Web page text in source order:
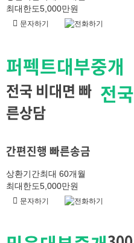
최대한도5,000만원
문자하기 전화하기
퍼펙트대부중개
전국
전국 비대면 빠
른상담
간편진행 빠른송금
상환기간최대 60개월
최대한도5,000만원
문자하기 전화하기